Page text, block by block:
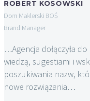
ROBERT KOSOWSKI
Dom Maklerski BOŚ
Brand Manager
…Agencja dołączyła
wiedzą, sugestiami i
poszukiwania nazw,
nowe rozwiązania…